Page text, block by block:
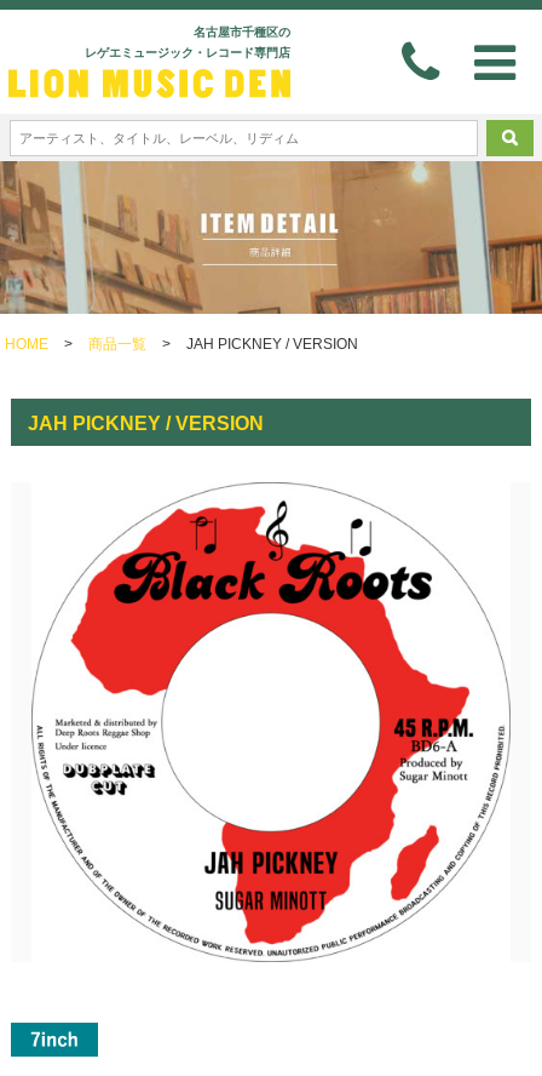
名古屋市千種区の
レゲエミュージック・レコード専門店
HOME > 商品一覧 > JAH PICKNEY / VERSION
JAH PICKNEY / VERSION